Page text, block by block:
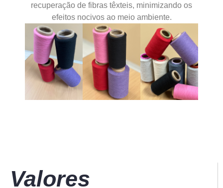
recuperação de fibras têxteis, minimizando os
efeitos nocivos ao meio ambiente.
Valores